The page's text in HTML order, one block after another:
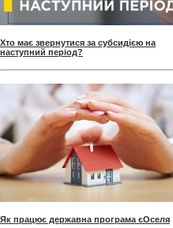
Хто має звернутися за субсидією на
наступний період?
Як працює державна програма єОселя